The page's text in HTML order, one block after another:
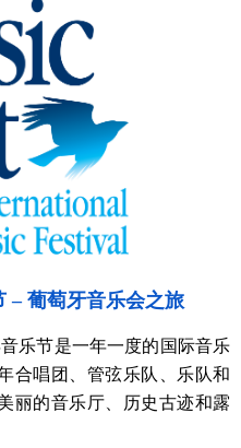
– 葡萄牙音乐会之旅
乐节是一年一度的国际音乐
合唱团、管弦乐队、乐队和
丽的音乐厅、历史古迹和露